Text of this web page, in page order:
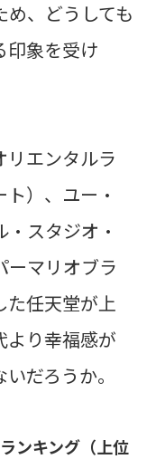
、どうしても
印象を受け
リエンタルラ
）、ユー・
スタジオ・
ーマリオブラ
た任天堂が上
より幸福感が
いだろうか。
ンキング（上位